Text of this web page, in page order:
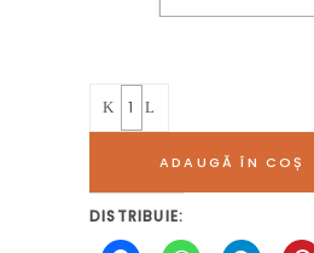
Quantity
ADAUGĂ ÎN COȘ
DISTRIBUIE: